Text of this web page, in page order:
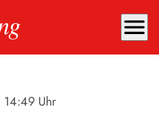
menu
14:49 Uhr